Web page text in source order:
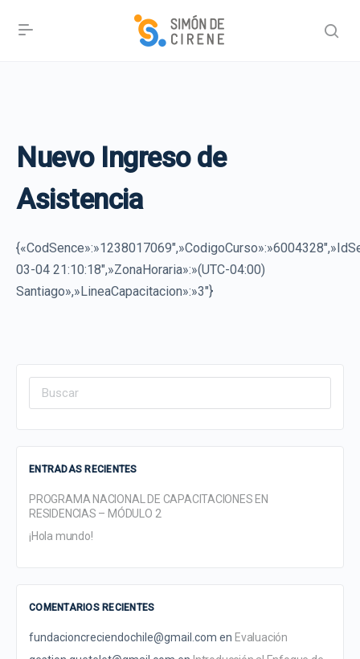
Nuevo Ingreso de
Asistencia
03-04 21:10:18″,»ZonaHoraria»:»(UTC-04:00)
Santiago»,»LineaCapacitacion»:»3″}
Search
ENTRADAS RECIENTES
PROGRAMA NACIONAL DE CAPACITACIONES EN
RESIDENCIAS – MÓDULO 2
¡Hola mundo!
COMENTARIOS RECIENTES
fundacioncreciendochile@gmail.com en Evaluación